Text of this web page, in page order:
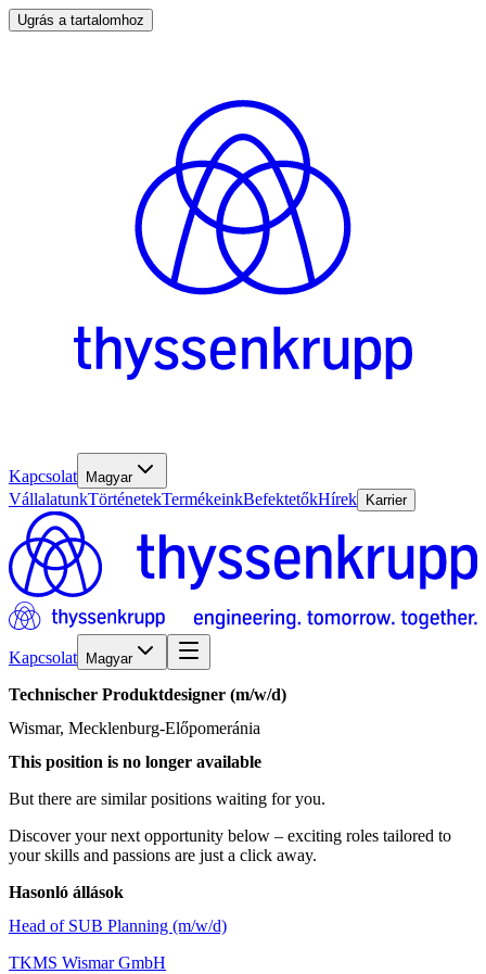
Ugrás a tartalomhoz
Kapcsolat Magyar
VállalatunkTörténetekTermékeinkBefektetőkHírek Karrier
Kapcsolat Magyar
Technischer Produktdesigner (m/w/d)
Wismar, Mecklenburg-Előpomeránia
This position is no longer available
But there are similar positions waiting for you.
Discover your next opportunity below – exciting roles tailored to
your skills and passions are just a click away.
Hasonló állások
Head of SUB Planning (m/w/d)
TKMS Wismar GmbH